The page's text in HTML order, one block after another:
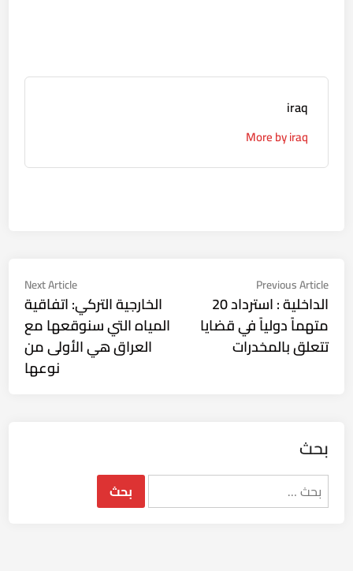
iraq
More by iraq
تصفّح
المقالات
Previous Article
article:الداخلية : استرداد 20
متهماً دولياً في قضايا
تتعلق بالمخدرات
Next Article
Next
الخارجية التركي: اتفاقية
المياه التي سنوقعها مع
العراق هي الأولى من
نوعها
بحث
البحث
عن: